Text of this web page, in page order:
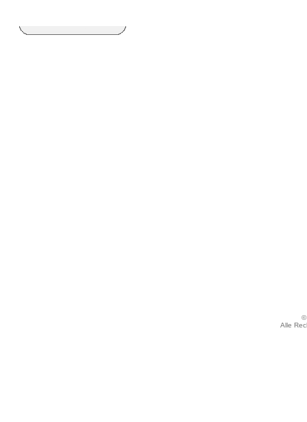
©
Alle